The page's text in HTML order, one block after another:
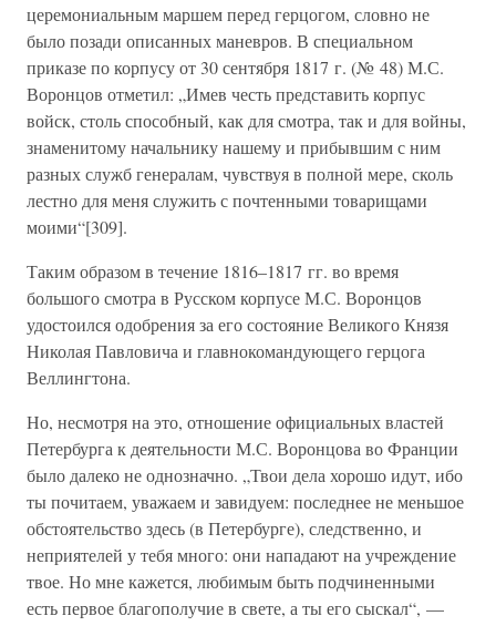
церемониальным маршем перед герцогом, словно не
было позади описанных маневров. В специальном
приказе по корпусу от 30 сентября 1817 г. (№ 48) М.С.
Воронцов отметил: „Имев честь представить корпус
войск, столь способный, как для смотра, так и для войны,
знаменитому начальнику нашему и прибывшим с ним
разных служб генералам, чувствуя в полной мере, сколь
лестно для меня служить с почтенными товарищами
моими“[309].
Таким образом в течение 1816–1817 гг. во время
большого смотра в Русском корпусе М.С. Воронцов
удостоился одобрения за его состояние Великого Князя
Николая Павловича и главнокомандующего герцога
Веллингтона.
Но, несмотря на это, отношение официальных властей
Петербурга к деятельности М.С. Воронцова во Франции
было далеко не однозначно. „Твои дела хорошо идут, ибо
ты почитаем, уважаем и завидуем: последнее не меньшое
обстоятельство здесь (в Петербурге), следственно, и
неприятелей у тебя много: они нападают на учреждение
твое. Но мне кажется, любимым быть подчиненными
есть первое благополучие в свете, а ты его сыскал“, —